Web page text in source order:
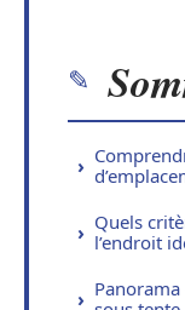
Quels
l’endroit